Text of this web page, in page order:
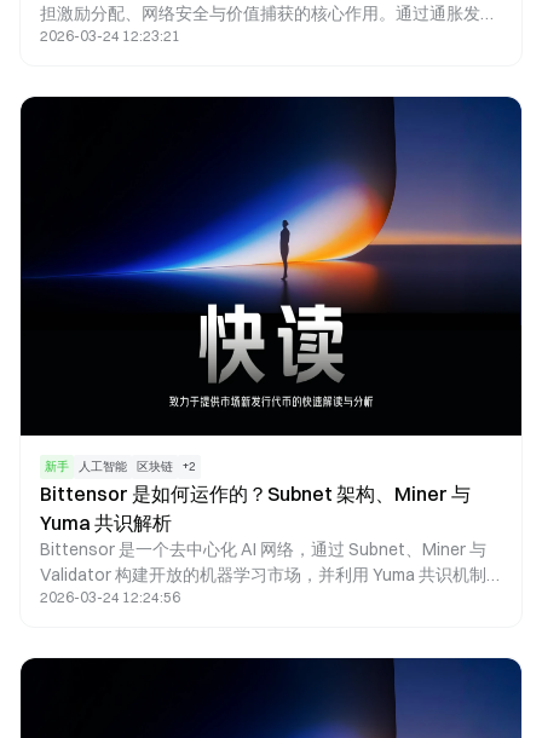
担激励分配、网络安全与价值捕获的核心作用。通过通胀发
行、质押机制与子网激励模型，TAO 构建了一个围绕 AI 模型
2026-03-24 12:23:21
新手 人工智能 区块链 +2
Bittensor 是如何运作的？Subnet 架构、Miner 与
Yuma 共识解析
Bittensor 是一个去中心化 AI 网络，通过 Subnet、Miner 与
Validator 构建开放的机器学习市场，并利用 Yuma 共识机制
实现模型评估与 TAO 激励分配。与传统中心化 AI 平台不同，
2026-03-24 12:24:56